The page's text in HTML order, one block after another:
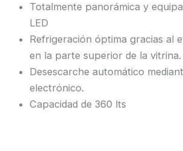
Totalmente panorámica y
LED
Refrigeración óptima gracias al
en la parte superior de la vitrina.
Desescarche automático
electrónico.
Capacidad de 360 lts